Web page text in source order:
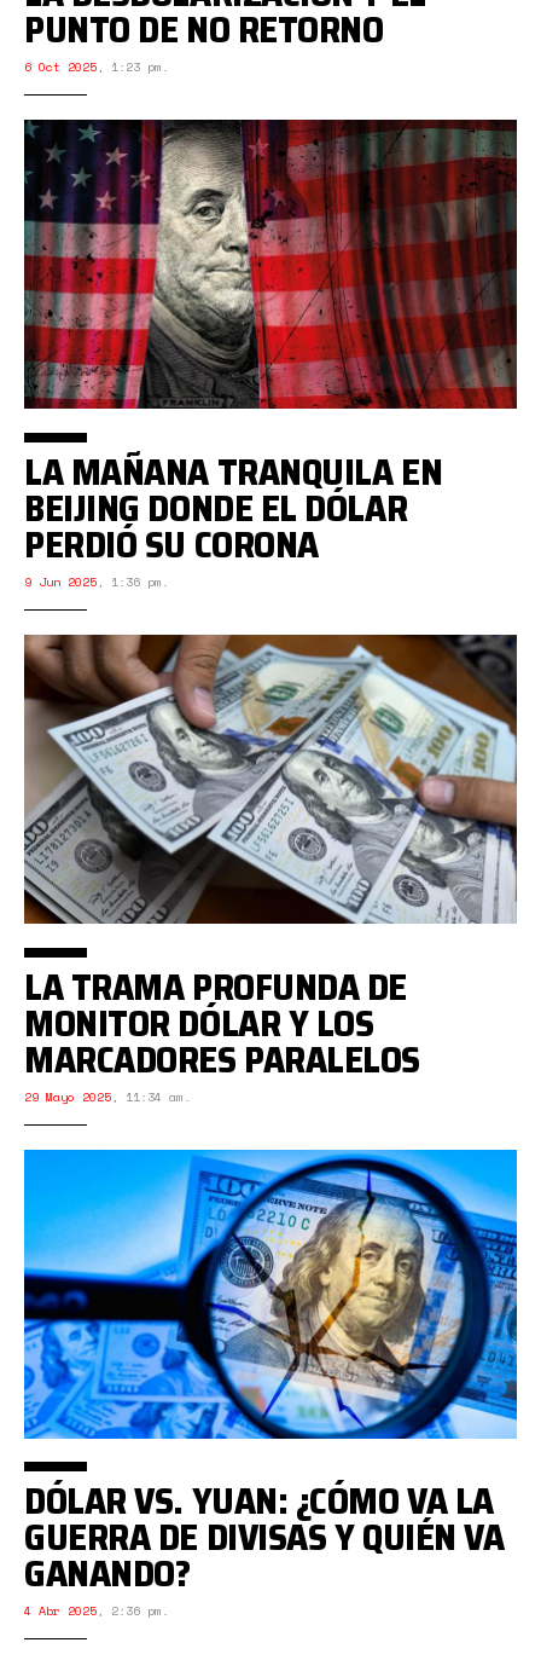
PUNTO DE NO RETORNO
6 Oct 2025, 1:23 pm.
LA MAÑANA TRANQUILA EN
BEIJING DONDE EL DÓLAR
PERDIÓ SU CORONA
9 Jun 2025, 1:36 pm.
LA TRAMA PROFUNDA DE
MONITOR DÓLAR Y LOS
MARCADORES PARALELOS
29 Mayo 2025, 11:34 am.
DÓLAR VS. YUAN: ¿CÓMO VA LA
GUERRA DE DIVISAS Y QUIÉN VA
GANANDO?
4 Abr 2025, 2:36 pm.